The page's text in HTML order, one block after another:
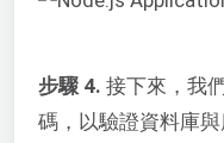
步驟 4. 接下來，我
碼，以驗證資料庫與